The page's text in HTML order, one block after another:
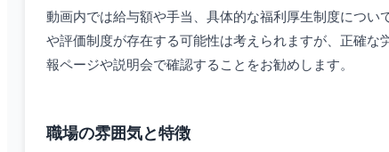
動画内では給与額や手当、具体的な福利厚生制度につ
や評価制度が存在する可能性は考えられますが、正確
報ページや説明会で確認することをお勧めします。
職場の雰囲気と特徴